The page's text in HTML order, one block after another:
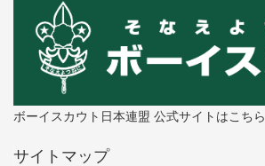
ボーイスカウト日本連盟 公式サイトはこちら
サイトマップ